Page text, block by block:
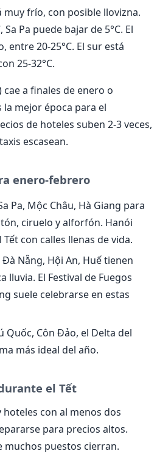
muy frío, con posible llovizna.
Pa puede bajar de 5°C. El
entre 20-25°C. El sur está
25-32°C.
cae a finales de enero o
mejor época para el
de hoteles suben 2-3 veces,
escasean.
enero-febrero
Pa, Mộc Châu, Hà Giang para
ciruelo y alforfón. Hanói
con calles llenas de vida.
Đà Nẵng, Hội An, Huế tienen
lluvia. El Festival de Fuegos
suele celebrarse en estas
Quốc, Côn Đảo, el Delta del
más ideal del año.
el Tết
hoteles con al menos dos
para precios altos.
muchos puestos cierran.